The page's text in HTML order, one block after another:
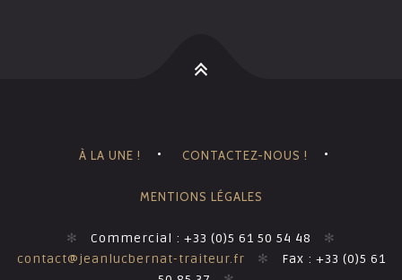
À LA UNE ! CONTACTEZ-NOUS !
MENTIONS LÉGALES
✻ Commercial : +33 (0)5 61 50 54 48
✻
contact@jeanlucbernat-traiteur.fr
✻
Fax : +33 (0)5 61